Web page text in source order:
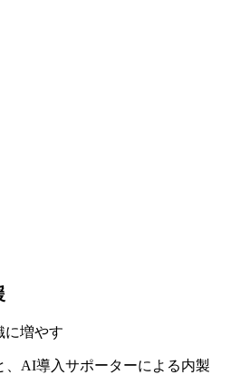
に増やす
AI導入サポーターによる内製